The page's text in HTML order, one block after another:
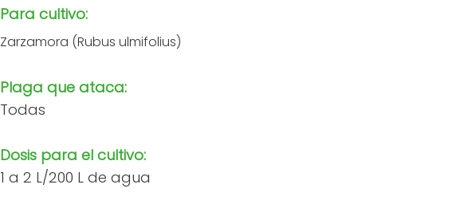
Para cultivo:
Zarzamora (Rubus ulmifolius)
Plaga que ataca:
Todas
Dosis para el cultivo:
1 a 2 L/200 L de agua